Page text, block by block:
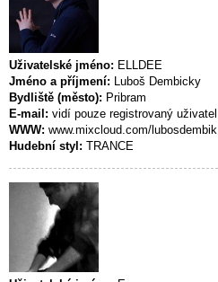
Uživatelské jméno: ELLDEE
Jméno a příjmení: Luboš Dembicky
Bydliště (město): Pribram
E-mail: vidí pouze registrovaný uživatel
WWW: www.mixcloud.com/lubosdembik
Hudební styl: TRANCE